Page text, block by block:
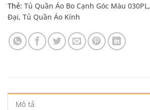
Thẻ: Tủ Quần Áo Bo Cạnh Góc Màu 030PL,
Đại, Tủ Quần Áo Kính
Mô tả